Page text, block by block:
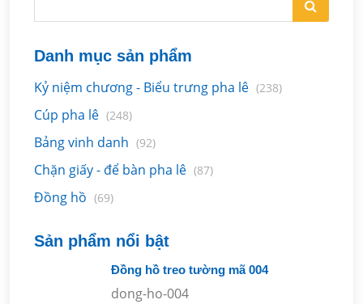
Danh mục sản phẩm
Kỷ niệm chương - Biểu trưng pha lê (238)
Cúp pha lê (248)
Bảng vinh danh (92)
Chặn giấy - để bàn pha lê (87)
Đồng hồ (69)
Sản phẩm nổi bật
Đồng hồ treo tường mã 004
dong-ho-004